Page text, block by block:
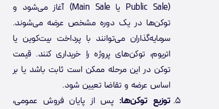
(Public Sale یا Main Sale) آغاز می‌شود و
توکن‌ها در یک دوره مشخص عرضه می‌شوند.
سرمایه‌گذاران می‌توانند با پرداخت بیت‌کوین یا
اتریوم، توکن‌های پروژه را خریداری کنند. قیمت
توکن در این مرحله ممکن است ثابت باشد یا بر
اساس عرضه و تقاضا تعیین شود.
توزیع توکن‌ها: پس از پایان فروش عمومی،